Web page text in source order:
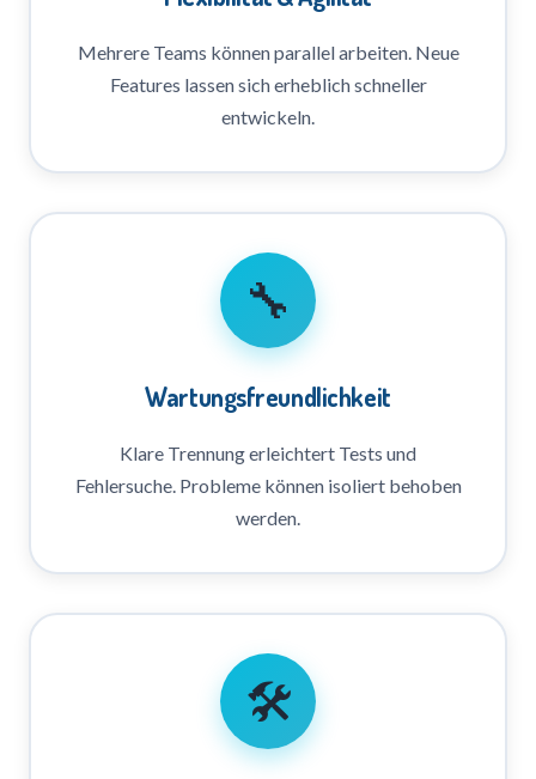
Mehrere Teams können parallel arbeiten. Neue
Features lassen sich erheblich schneller
entwickeln.
🔧
Wartungsfreundlichkeit
Klare Trennung erleichtert Tests und
Fehlersuche. Probleme können isoliert behoben
werden.
🛠️